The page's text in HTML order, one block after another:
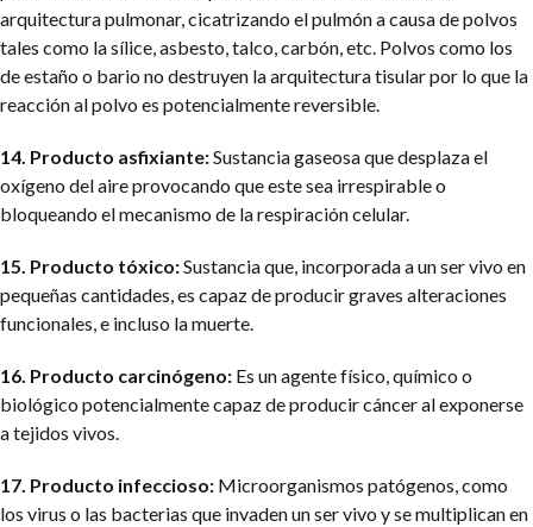
arquitectura pulmonar, cicatrizando el pulmón a causa de polvos
tales como la sílice, asbesto, talco, carbón, etc. Polvos como los
de estaño o bario no destruyen la arquitectura tisular por lo que la
reacción al polvo es potencialmente reversible.
14. Producto asfixiante:Sustancia gaseosa que desplaza el
oxígeno del aire provocando que este sea irrespirable o
bloqueando el mecanismo de la respiración celular.
15. Producto tóxico:Sustancia que, incorporada a un ser vivo en
pequeñas cantidades, es capaz de producir graves alteraciones
funcionales, e incluso la muerte.
16. Producto carcinógeno: Es un agente físico, químico o
biológico potencialmente capaz de producir cáncer al exponerse
a tejidos vivos.
17. Producto infeccioso: Microorganismos patógenos, como
los virus o las bacterias que invaden un ser vivo y se multiplican en